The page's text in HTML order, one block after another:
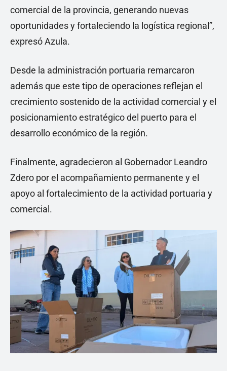
comercial de la provincia, generando nuevas
oportunidades y fortaleciendo la logística regional”,
expresó Azula.
Desde la administración portuaria remarcaron
además que este tipo de operaciones reflejan el
crecimiento sostenido de la actividad comercial y el
posicionamiento estratégico del puerto para el
desarrollo económico de la región.
Finalmente, agradecieron al Gobernador Leandro
Zdero por el acompañamiento permanente y el
apoyo al fortalecimiento de la actividad portuaria y
comercial.